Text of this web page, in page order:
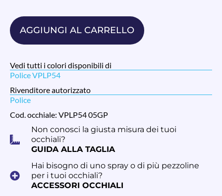
AGGIUNGI AL CARRELLO
Vedi tutti i colori disponibili di
Police VPLP54
Rivenditore autorizzato
Police
Cod. occhiale: VPLP54 05GP
Non conosci la giusta misura dei tuoi
occhiali?
GUIDA ALLA TAGLIA
Hai bisogno di uno spray o di più pezzoline
per i tuoi occhiali?
ACCESSORI OCCHIALI